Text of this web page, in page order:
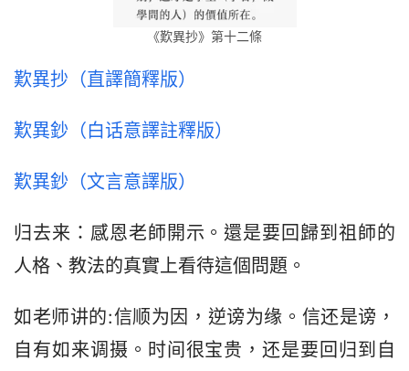
《歎異抄》第十二條
歎異抄（直譯簡釋版）
歎異鈔（白话意譯註釋版）
歎異鈔（文言意譯版）
归去来：感恩老師開示。還是要回歸到祖師的
人格、教法的真實上看待這個問題。
如老师讲的:信顺为因，逆谤为缘。信还是谤，
自有如来调摄。时间很宝贵，还是要回归到自